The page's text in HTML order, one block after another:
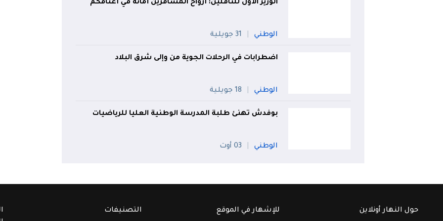
الوزير الأول للناقلين: أرواح المسافرين أمانة في أعناقكم
الوطني 31 جويلية
اضطرابات في الرحلات الجوية من وإلى شرق البلاد
الوطني 18 جويلية
بوفدش تهنئ طلبة المدرسة الوطنية العليا للرياضيات
الوطني 03 أوت
حول النهار أونلاين للإشهار في الموقع التصنيفات